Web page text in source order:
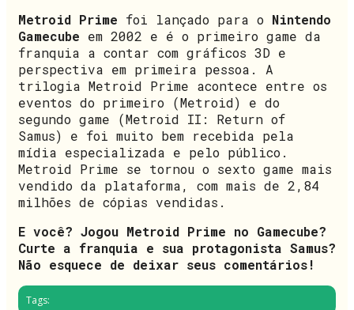
Metroid Prime foi lançado para o Nintendo
Gamecube em 2002 e é o primeiro game da
franquia a contar com gráficos 3D e
perspectiva em primeira pessoa. A
trilogia Metroid Prime acontece entre os
eventos do primeiro (Metroid) e do
segundo game (Metroid II: Return of
Samus) e foi muito bem recebida pela
mídia especializada e pelo público.
Metroid Prime se tornou o sexto game mais
vendido da plataforma, com mais de 2,84
milhões de cópias vendidas.
E você? Jogou Metroid Prime no Gamecube?
Curte a franquia e sua protagonista Samus?
Não esquece de deixar seus comentários!
Tags: